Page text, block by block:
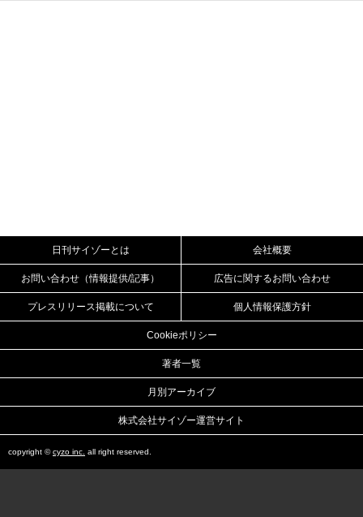
日刊サイゾーとは 会社概要
お問い合わせ（情報提供/記事） 広告に関するお問い合わせ
プレスリリース掲載について 個人情報保護方針
Cookieポリシー
著者一覧
月別アーカイブ
株式会社サイゾー運営サイト
copyright ©cyzo inc. all right reserved.